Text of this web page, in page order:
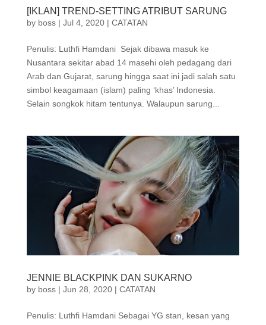
[IKLAN] TREND-SETTING ATRIBUT SARUNG⁣
by boss| Jul 4, 2020| CATATAN
Penulis: Luthfi Hamdani ⁣ Sejak dibawa masuk ke
Nusantara sekitar abad 14 masehi oleh pedagang dari
Arab dan Gujarat, sarung hingga saat ini jadi salah satu
simbol keagamaan (islam) paling ‘khas’ Indonesia.
Selain songkok hitam tentunya. Walaupun sarung...
JENNIE BLACKPINK DAN SUKARNO
by boss| Jun 28, 2020| CATATAN
Penulis: Luthfi Hamdani Sebagai YG stan, kesan yang